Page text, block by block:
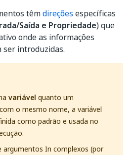
têmdireções específicas
Saída e Propriedade) que
onde as informações
ser introduzidas.
variável quanto um
com o mesmo nome, a variável
como padrão e usada no
argumentos In complexos (por